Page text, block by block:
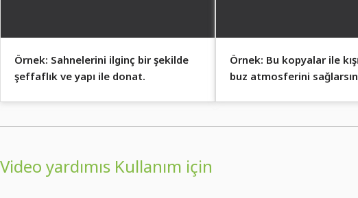
Örnek: Sahnelerini ilginç bir şekilde
şeffaflık ve yapı ile donat.
Örnek: Bu kopyalar ile
buz atmosferini
Video yardımıs Kullanım için